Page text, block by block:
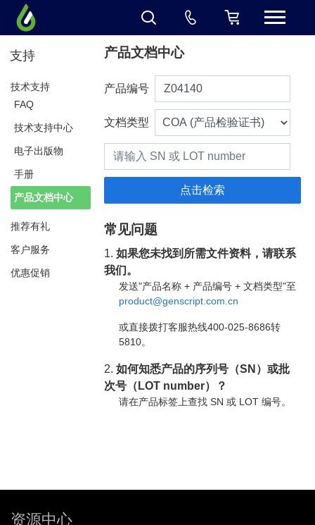
支持
技术支持
FAQ
技术支持中心
电子出版物
手册
产品文档中心
推荐有礼
客户服务
优惠促销
产品文档中心
产品编号
文档类型
常见问题
1.如果您未找到所需文件资料，请联系
我们。
发送"产品名称 + 产品编号 + 文档类型"至
product@genscript.com.cn
或直接拨打客服热线400-025-8686转
5810。
2.如何知悉产品的序列号（SN）或批
次号（LOT number）？
请在产品标签上查找 SN 或 LOT 编号。
资源中心